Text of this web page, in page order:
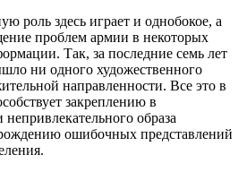
роль здесь играет и однобокое, а
проблем армии в некоторых
Так, за последние семь лет
ни одного художественного
направленности. Все это в
закреплению в
образа
ошибочных представлений